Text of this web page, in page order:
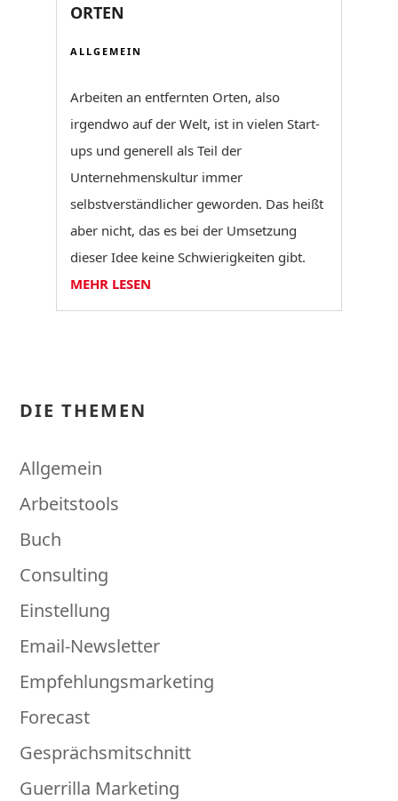
ORTEN
ALLGEMEIN
Arbeiten an entfernten Orten, also
irgendwo auf der Welt, ist in vielen Start-
ups und generell als Teil der
Unternehmenskultur immer
selbstverständlicher geworden. Das heißt
aber nicht, das es bei der Umsetzung
dieser Idee keine Schwierigkeiten gibt.
MEHR LESEN
DIE THEMEN
Allgemein
Arbeitstools
Buch
Consulting
Einstellung
Email-Newsletter
Empfehlungsmarketing
Forecast
Gesprächsmitschnitt
Guerrilla Marketing